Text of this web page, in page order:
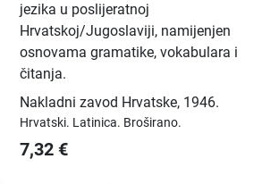
jezika u poslijeratnoj
Hrvatskoj/Jugoslaviji, namijenjen
osnovama gramatike, vokabulara i
čitanja.
Nakladni zavod Hrvatske, 1946.
Hrvatski. Latinica. Broširano.
7,32 €